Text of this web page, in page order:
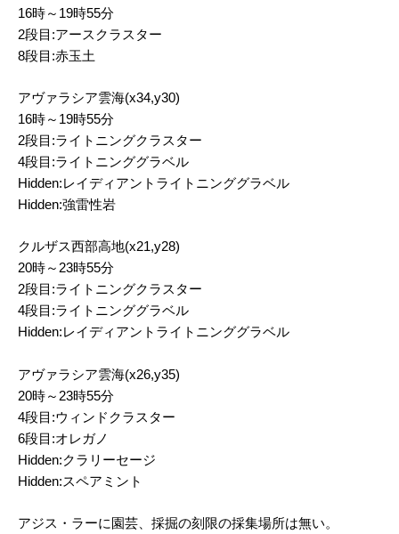
16時～19時55分
2段目:アースクラスター
8段目:赤玉土
アヴァラシア雲海(x34,y30)
16時～19時55分
2段目:ライトニングクラスター
4段目:ライトニンググラベル
Hidden:レイディアントライトニンググラベル
Hidden:強雷性岩
クルザス西部高地(x21,y28)
20時～23時55分
2段目:ライトニングクラスター
4段目:ライトニンググラベル
Hidden:レイディアントライトニンググラベル
アヴァラシア雲海(x26,y35)
20時～23時55分
4段目:ウィンドクラスター
6段目:オレガノ
Hidden:クラリーセージ
Hidden:スペアミント
アジス・ラーに園芸、採掘の刻限の採集場所は無い。